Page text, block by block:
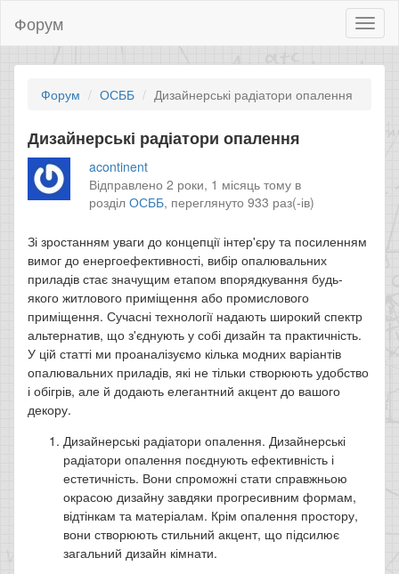
Форум
Форум ОСББ Дизайнерські радіатори опалення
Дизайнерські радіатори опалення
acontinent
Відправлено 2 роки, 1 місяць тому в
розділОСББ, переглянуто 933 раз(-ів)
Зі зростанням уваги до концепції інтер'єру та посиленням
вимог до енергоефективності, вибір опалювальних
приладів стає значущим етапом впорядкування будь-
якого житлового приміщення або промислового
приміщення. Сучасні технології надають широкий спектр
альтернатив, що з'єднують у собі дизайн та практичність.
У цій статті ми проаналізуємо кілька модних варіантів
опалювальних приладів, які не тільки створюють удобство
і обігрів, але й додають елегантний акцент до вашого
декору.
Дизайнерські радіатори опалення. Дизайнерські
радіатори опалення поєднують ефективність і
естетичність. Вони спроможні стати справжньою
окрасою дизайну завдяки прогресивним формам,
відтінкам та матеріалам. Крім опалення простору,
вони створюють стильний акцент, що підсилює
загальний дизайн кімнати.